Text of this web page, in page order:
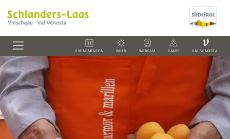
EVENEMENTEN WEER WEBCAM KAART
V
VAL VENOSTA